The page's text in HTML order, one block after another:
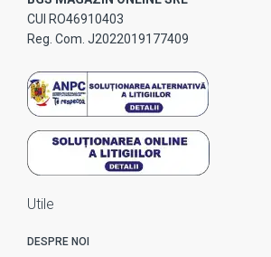
CUI RO46910403
Reg. Com. J2022019177409
Utile
DESPRE NOI